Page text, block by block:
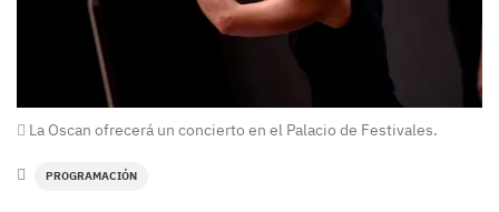
La Oscan ofrecerá un concierto en el Palacio de Festivales.
PROGRAMACIÓN